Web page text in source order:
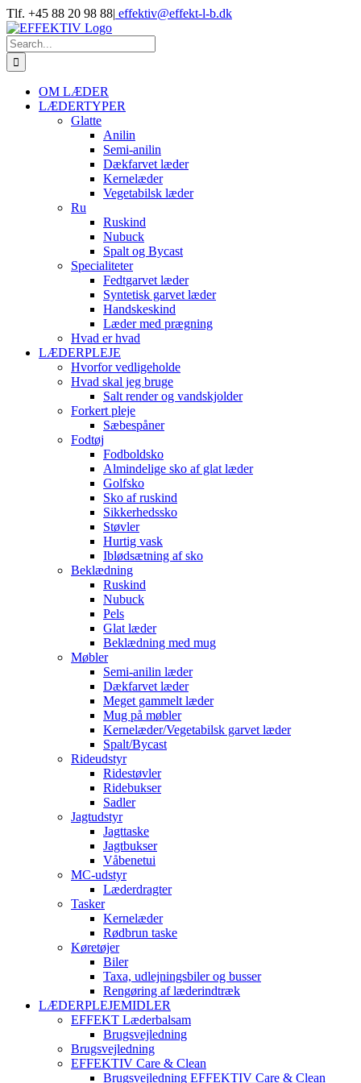
Skip
to
content
Tlf. +45 88 20 98 88| effektiv@effekt-l-b.dk
Search
for:
OM LÆDER
LÆDERTYPER
Glatte
Anilin
Semi-anilin
Dækfarvet læder
Kernelæder
Vegetabilsk læder
Ru
Ruskind
Nubuck
Spalt og Bycast
Specialiteter
Fedtgarvet læder
Syntetisk garvet læder
Handskeskind
Læder med prægning
Hvad er hvad
LÆDERPLEJE
Hvorfor vedligeholde
Hvad skal jeg bruge
Salt render og vandskjolder
Forkert pleje
Sæbespåner
Fodtøj
Fodboldsko
Almindelige sko af glat læder
Golfsko
Sko af ruskind
Sikkerhedssko
Støvler
Hurtig vask
Iblødsætning af sko
Beklædning
Ruskind
Nubuck
Pels
Glat læder
Beklædning med mug
Møbler
Semi-anilin læder
Dækfarvet læder
Meget gammelt læder
Mug på møbler
Kernelæder/Vegetabilsk garvet læder
Spalt/Bycast
Rideudstyr
Ridestøvler
Ridebukser
Sadler
Jagtudstyr
Jagttaske
Jagtbukser
Våbenetui
MC-udstyr
Læderdragter
Tasker
Kernelæder
Rødbrun taske
Køretøjer
Biler
Taxa, udlejningsbiler og busser
Rengøring af læderindtræk
LÆDERPLEJEMIDLER
EFFEKT Læderbalsam
Brugsvejledning
Brugsvejledning
EFFEKTIV Care & Clean
Brugsvejledning EFFEKTIV Care & Clean